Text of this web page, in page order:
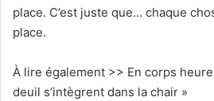
place. C’est juste que… chaque
place.
À lire également >> En corps
deuil s’intègrent dans la chair »